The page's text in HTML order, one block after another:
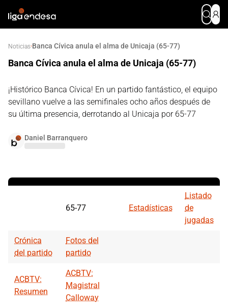
Noticias·Banca Cívica anula el alma de Unicaja (65-77)
Banca Cívica anula el alma de Unicaja (65-77)
¡Histórico Banca Cívica! En un partido fantástico, el equipo
sevillano vuelve a las semifinales ocho años después de
su última presencia, derrotando al Unicaja por 65-77
Daniel Barranquero
65-77 Estadísticas
Listado
de
jugadas
Crónica
del partido
Fotos del
partido
ACBTV:
Resumen
ACBTV:
Magistral
Calloway